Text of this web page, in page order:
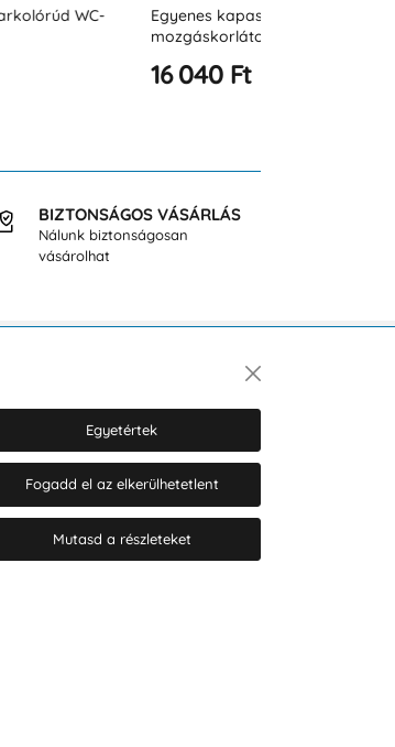
Egyenes kapaszkodó
mozgáskorlátozottak
BIZTONSÁGOS VÁSÁRLÁS
Nálunk biztonságosan
vásárolhat
Hozzájárulok a személyes adatok
marketing célú kezeléséhez.
Személyes adatok védelmére
Egyetértek
Fogadd el az elkerülhetetlent
Mutasd a részleteket